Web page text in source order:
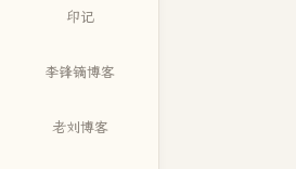
印记
李锋镝博客
老刘博客